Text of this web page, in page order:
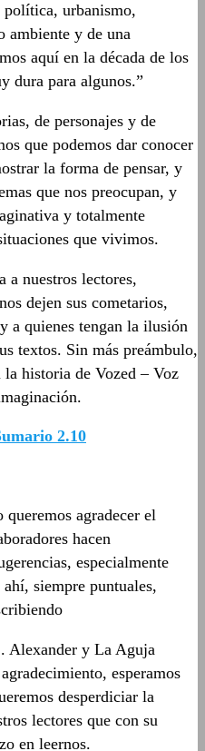
política, urbanismo,
ambiente y de una
aquí en la década de los
dura para algunos.”
de personajes y de
que podemos dar conocer
la forma de pensar, y
que nos preocupan, y
y totalmente
que vivimos.
a nuestros lectores,
dejen sus cometarios,
a quienes tengan la ilusión
textos. Sin más preámbulo,
historia de Vozed – Voz
2.10
agradecer el
hacen
especialmente
siempre puntuales,
Alexander y La Aguja
esperamos
desperdiciar la
lectores que con su
en leernos.